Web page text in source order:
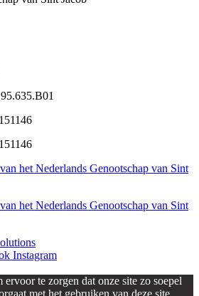
het Nederlands Genootschap van Sint
het Nederlands Genootschap van Sint
Instagram
ervoor te zorgen dat onze site zo soepel
met het gebruiken van deze site,